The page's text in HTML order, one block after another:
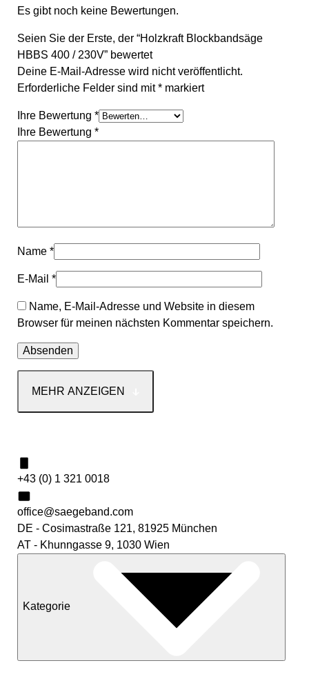
Es gibt noch keine Bewertungen.
Seien Sie der Erste, der “Holzkraft Blockbandsäge
HBBS 400 / 230V” bewertet
Deine E-Mail-Adresse wird nicht veröffentlicht.
Erforderliche Felder sind mit* markiert
Ihre Bewertung *
Ihre Bewertung *
Name *
E-Mail *
Name, E-Mail-Adresse und Website in diesem
Browser für meinen nächsten Kommentar speichern.
MEHR ANZEIGEN
+43 (0) 1 321 0018
office@saegeband.com
DE - Cosimastraße 121, 81925 München
AT - Khunngasse 9, 1030 Wien
Kategorie